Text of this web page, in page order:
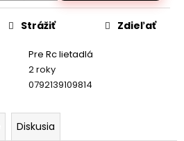
Pre Rc lietadlá
2 roky
0792139109814
Strážiť Zdieľať
Diskusia